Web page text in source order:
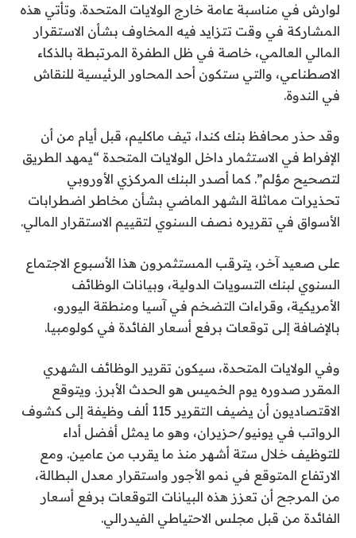
لوارش في مناسبة عامة خارج الولايات المتحدة. وتأتي هذه
المشاركة في وقت تتزايد فيه المخاوف بشأن الاستقرار
المالي العالمي، خاصة في ظل الطفرة المرتبطة بالذكاء
الاصطناعي، والتي ستكون أحد المحاور الرئيسية للنقاش
في الندوة.
وقد حذر محافظ بنك كندا، تيف ماكليم، قبل أيام من أن
الإفراط في الاستثمار داخل الولايات المتحدة “يمهد الطريق
لتصحيح مؤلم”. كما أصدر البنك المركزي الأوروبي
تحذيرات مماثلة الشهر الماضي بشأن مخاطر اضطرابات
الأسواق في تقريره نصف السنوي لتقييم الاستقرار المالي.
على صعيد آخر، يترقب المستثمرون هذا الأسبوع الاجتماع
السنوي لبنك التسويات الدولية، وبيانات الوظائف
الأمريكية، وقراءات التضخم في آسيا ومنطقة اليورو،
بالإضافة إلى توقعات برفع أسعار الفائدة في كولومبيا.
وفي الولايات المتحدة، سيكون تقرير الوظائف الشهري
المقرر صدوره يوم الخميس هو الحدث الأبرز. ويتوقع
الاقتصاديون أن يضيف التقرير 115 ألف وظيفة إلى كشوف
الرواتب في يونيو/حزيران، وهو ما يمثل أفضل أداء
للتوظيف خلال ستة أشهر منذ ما يقرب من عامين. ومع
الارتفاع المتوقع في نمو الأجور واستقرار معدل البطالة،
من المرجح أن تعزز هذه البيانات التوقعات برفع أسعار
الفائدة من قبل مجلس الاحتياطي الفيدرالي.